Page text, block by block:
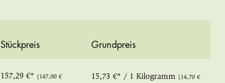
Stückpreis Grundpreis
157,29 €* (147,00 €
15,73 €* / 1 Kilogramm (14,70 €